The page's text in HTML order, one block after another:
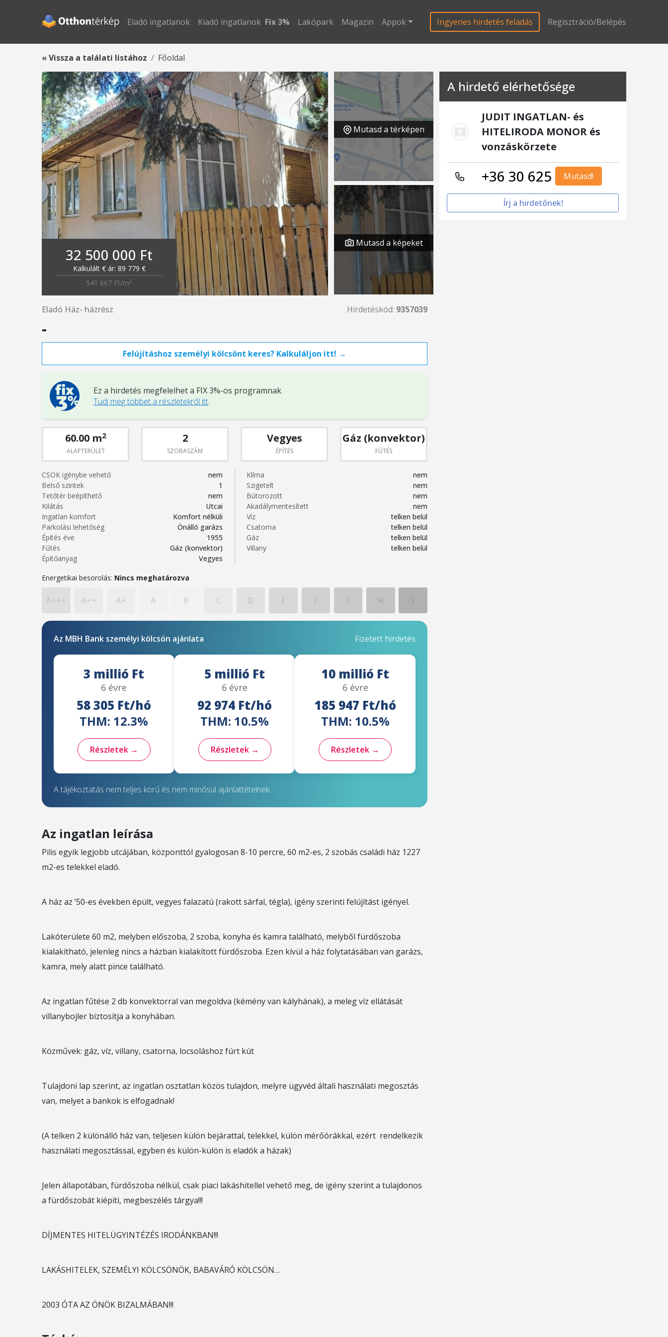
Eladó ingatlanok Kiadó ingatlanok Fix 3% Lakópark Magazin Appok Ingyenes hirdetés feladás Regisztráció/Belépés
« Vissza a találati listához Főoldal
32 500 000 Ft
Kalkulált € ár: 89 779 €
541 667 Ft/m2
Mutasd a térképen
Mutasd a képeket
Eladó Ház- házrész Hirdetéskód: 9357039
-
Felújításhoz személyi kölcsönt keres? Kalkuláljon itt! →
Ez a hirdetés megfelelhet a FIX 3%-os programnak.
Tudj meg többet a részletekről itt.
60.00 m2
ALAPTERÜLET
2
SZOBASZÁM
Vegyes
ÉPÍTÉS
Gáz (konvektor)
FŰTÉS
CSOK igénybe vehető
nem
Belső szintek
1
Tetőtér beépíthető
nem
Kilátás
Utcai
Ingatlan komfort
Komfort nélküli
Parkolási lehetőség
Önálló garázs
Építés éve
1955
Fűtés
Gáz (konvektor)
Építőanyag
Vegyes
Klíma
nem
Szigetelt
nem
Bútorozott
nem
Akadálymentesített
nem
Víz
telken belül
Csatorna
telken belül
Gáz
telken belül
Villany
telken belül
Energetikai besorolás: Nincs meghatározva
A++ A+ A B C D
Az MBH Bank személyi kölcsön ajánlata Fizetett hirdetés
3 millió Ft
6 évre
58 305 Ft/hó
THM: 12.3%
Részletek →
5 millió Ft
6 évre
92 974 Ft/hó
THM: 10.5%
Részletek →
10 millió Ft
6 évre
185 947 Ft/hó
THM: 10.5%
Részletek →
A tájékoztatás nem teljes körű és nem minősül ajánlattételnek.
Az ingatlan leírása
Pilis egyik legjobb utcájában, központtól gyalogosan 8-10 percre, 60 m2-es, 2 szobás családi ház 1227
m2-es telekkel eladó.
A ház az ’50-es években épült, vegyes falazatú (rakott sárfal, tégla), igény szerinti felújítást igényel.
Lakóterülete 60 m2, melyben előszoba, 2 szoba, konyha és kamra található, melyből fürdőszoba
kialakítható, jelenleg nincs a házban kialakított fürdőszoba. Ezen kívül a ház folytatásában van garázs,
kamra, mely alatt pince található.
Az ingatlan fűtése 2 db konvektorral van megoldva (kémény van kályhának), a meleg víz ellátását
villanybojler biztosítja a konyhában.
Közművek: gáz, víz, villany, csatorna, locsoláshoz fúrt kút
Tulajdoni lap szerint, az ingatlan osztatlan közös tulajdon, melyre ügyvéd általi használati megosztás
van, melyet a bankok is elfogadnak!
(A telken 2 különálló ház van, teljesen külön bejárattal, telekkel, külön mérőórákkal, ezért rendelkezik
használati megosztással, egyben és külön-külön is eladók a házak)
Jelen állapotában, fürdőszoba nélkül, csak piaci lakáshitellel vehető meg, de igény szerint a tulajdonos
a fürdőszobát kiépíti, megbeszélés tárgya!!!
DÍJMENTES HITELÜGYINTÉZÉS IRODÁNKBAN!!!
LAKÁSHITELEK, SZEMÉLYI KÖLCSÖNÖK, BABAVÁRÓ KÖLCSÖN…
2003 ÓTA AZ ÖNÖK BIZALMÁBAN!!!
A hirdető elérhetősége
JUDIT INGATLAN- és
HITELIRODA MONOR és
vonzáskörzete
+36 30 625 Mutasd!
Írj a hirdetőnek!